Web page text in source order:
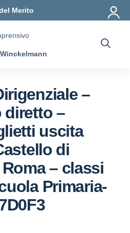
Merito
–
diretto –
uscita
di
– classi
Primaria-